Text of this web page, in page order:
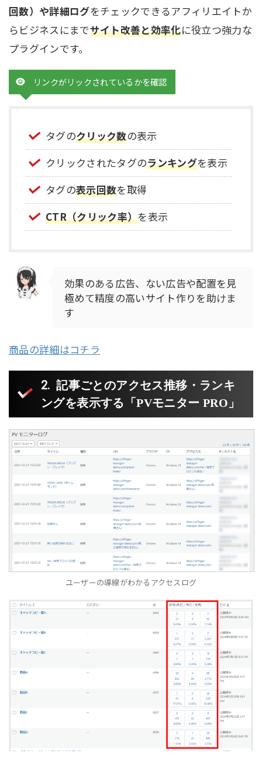
回数）や詳細ログをチェックできるアフィリエイトか
らビジネスにまでサイト改善と効率化に役立つ強力な
プラグインです。
リンクがリックされているかを確認
タグのクリック数の表示
クリックされたタグのランキングを表示
タグの表示回数を取得
CTR（クリック率）を表示
効果のある広告、ない広告や配置を見
極めて精度の高いサイト作りを助けま
す
商品の詳細はコチラ
記事ごとのアクセス推移・ランキ
ングを表示する「PVモニター PRO」
ユーザーの導線がわかるアクセスログ